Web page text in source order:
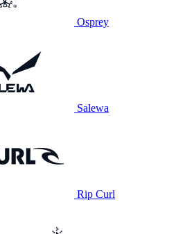
Osprey
Salewa
Rip Curl